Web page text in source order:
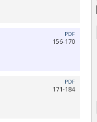
PDF
156-170
PDF
171-184